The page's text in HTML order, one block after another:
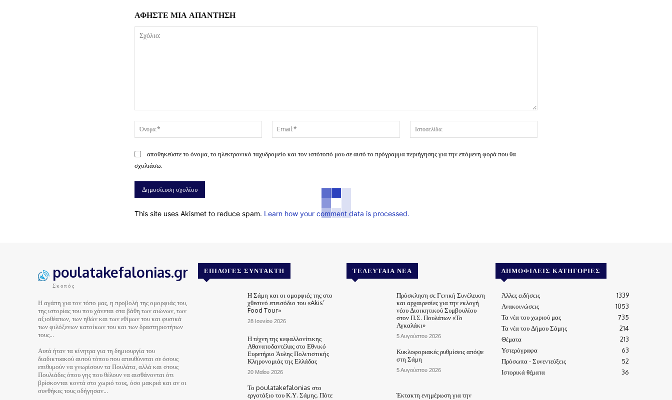
ΑΦΗΣΤΕ ΜΙΑ ΑΠΑΝΤΗΣΗ
Όνομα:*
Email:*
αποθηκεύστε το όνομα, το ηλεκτρονικό ταχυδρομείο και τον ιστότοπό μου σε αυτό το πρόγραμμα περιήγησης για την επόμενη φορά που θα
σχολιάσω.
This site uses Akismet to reduce spam. Learn how your comment data is processed.
poulatakefalonias.gr
Σκοπός
Η αγάπη για τον τόπο μας, η προβολή της ομορφιάς του,
της ιστορίας του που χάνεται στα βάθη των αιώνων, των
αξιοθέατων, των ηθών και των εθίμων του και φυσικά
των φιλόξενων κατοίκων του και των δραστηριοτήτων
τους…
Αυτά ήταν τα κίνητρα για τη δημιουργία του
διαδικτυακού αυτού τόπου που απευθύνεται σε όσους
επιθυμούν να γνωρίσουν τα Πουλάτα, αλλά και στους
Πουλιάδες όπου γης που θέλουν να αισθάνονται ότι
βρίσκονται κοντά στο χωριό τους, όσο μακριά και αν οι
συνθήκες τους οδήγησαν…
ΕΠΙΛΟΓΈΣ ΣΥΝΤΆΚΤΗ
Η Σάμη και οι ομορφιές της στο
χθεσινό επεισόδιο του «Akis’
Food Tour»
28 Ιουνίου 2026
Η τέχνη της κεφαλλονίτικης
Αθανατοδαντέλας στο Εθνικό
Ευρετήριο Άυλης Πολιτιστικής
Κληρονομιάς της Ελλάδας
20 Μαΐου 2026
Το poulatakefalonias στο
εργοτάξιο του Κ.Υ. Σάμης. Πότε
ΤΕΛΕΥΤΑΊΑ ΝΈΑ
Πρόσκληση σε Γενική Συνέλευση
και αρχαιρεσίες για την εκλογή
νέου Διοικητικού Συμβουλίου
στον Π.Σ. Πουλάτων «Το
Αγκαλάκι»
5 Αυγούστου 2026
Κυκλοφοριακές ρυθμίσεις απόψε
στη Σάμη
5 Αυγούστου 2026
Έκτακτη ενημέρωση για την
ΔΗΜΟΦΙΛΕΊΣ ΚΑΤΗΓΟΡΊΕΣ
Άλλες ειδήσεις
1339
Ανακοινώσεις
1053
Τα νέα του χωριού μας
735
Τα νέα του Δήμου Σάμης
214
Θέματα
213
Υστερόγραφα
63
Πρόσωπα - Συνεντεύξεις
52
Ιστορικά θέματα
36